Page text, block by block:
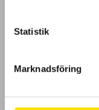
Statistik
Marknadsföring